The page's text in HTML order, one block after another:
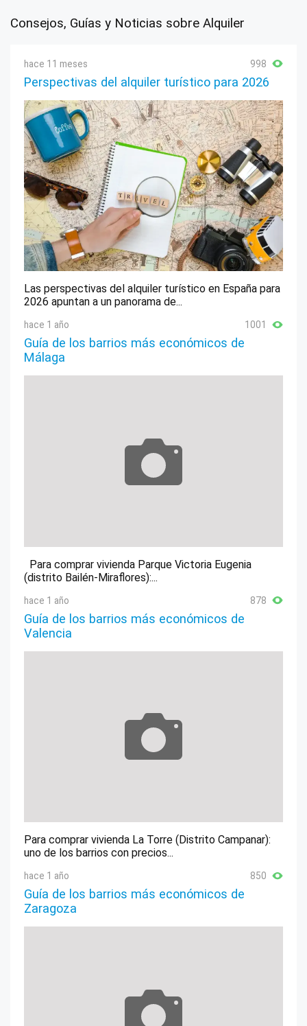
Consejos, Guías y Noticias sobre Alquiler
hace 11 meses 998
Perspectivas del alquiler turístico para 2026
Las perspectivas del alquiler turístico en España para
2026 apuntan a un panorama de...
hace 1 año 1001
Guía de los barrios más económicos de
Málaga
Para comprar vivienda Parque Victoria Eugenia
(distrito Bailén-Miraflores):...
hace 1 año 878
Guía de los barrios más económicos de
Valencia
Para comprar vivienda La Torre (Distrito Campanar):
uno de los barrios con precios...
hace 1 año 850
Guía de los barrios más económicos de
Zaragoza